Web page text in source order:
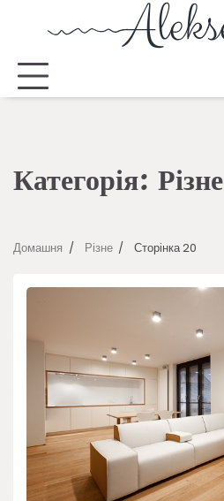
Категорія: Різне
Домашня Різне Сторінка 20